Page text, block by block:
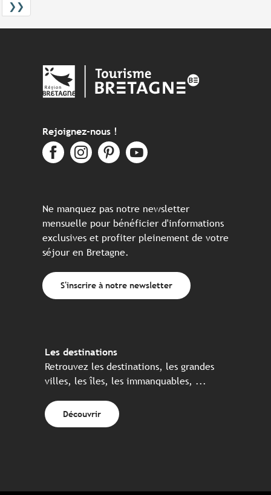
❯❯
Rejoignez-nous !
Ne manquez pas notre newsletter
mensuelle pour bénéficier d'informations
exclusives et profiter pleinement de votre
séjour en Bretagne.
S'inscrire à notre newsletter
Les destinations
Retrouvez les destinations, les grandes
villes, les îles, les immanquables, ...
Découvrir